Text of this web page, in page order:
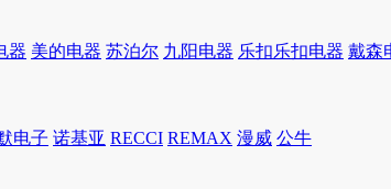
器 美的电器 苏泊尔 九阳电器 乐扣乐扣电器 戴森
电子 诺基亚 RECCI REMAX 漫威 公牛